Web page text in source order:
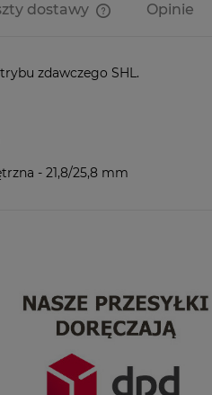
dostawy
kosztów płatności
Opinie
zdawczego SHL.
- 21,8/25,8 mm